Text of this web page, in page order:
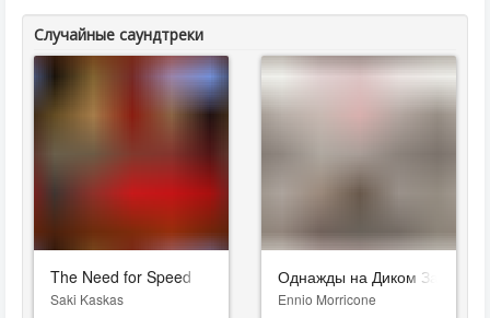
Случайные саундтреки
The Need for Speed
Saki Kaskas
Однажды на Диком Западе
Ennio Morricone